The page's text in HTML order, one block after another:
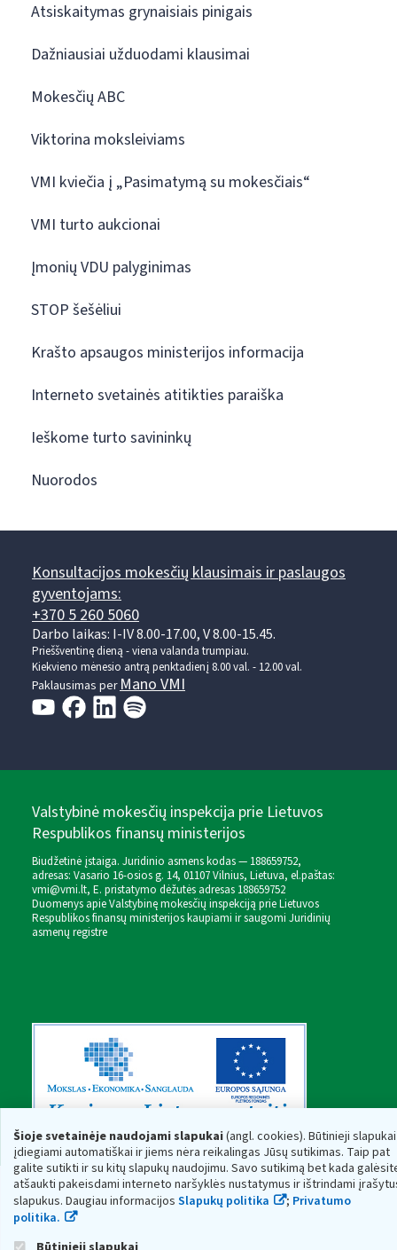
Šioje svetainėje naudojami slapukai(angl. cookies). Būtinieji slapukai
įdiegiami automatiškai ir jiems nėra reikalingas Jūsų sutikimas. Taip pat
galite sutikti ir su kitų slapukų naudojimu. Savo sutikimą bet kada
atšaukti pakeisdami interneto naršyklės nustatymus ir ištrindami
slapukus. Daugiau informacijos Slapukų politika ; Privatumo
politika.
Atsiskaitymas grynaisiais pinigais
Dažniausiai užduodami klausimai
Mokesčių ABC
Viktorina moksleiviams
VMI kviečia į „Pasimatymą su mokesčiais“
VMI turto aukcionai
Įmonių VDU palyginimas
STOP šešėliui
Krašto apsaugos ministerijos informacija
Interneto svetainės atitikties paraiška
Ieškome turto savininkų
Nuorodos
Konsultacijos mokesčių klausimais ir paslaugos
gyventojams:
+370 5 260 5060
Darbo laikas: I-IV 8.00-17.00, V 8.00-15.45.
Prieššventinę dieną - viena valanda trumpiau.
Kiekvieno mėnesio antrą penktadienį 8.00 val. - 12.00 val.
Paklausimas perMano VMI
Valstybinė mokesčių inspekcija prie Lietuvos
Respublikos finansų ministerijos
Biudžetinė įstaiga. Juridinio asmens kodas — 188659752,
adresas: Vasario 16-osios g. 14, 01107 Vilnius, Lietuva, el.paštas:
vmi@vmi.lt, E. pristatymo dėžutės adresas 188659752
Duomenys apie Valstybinę mokesčių inspekciją prie Lietuvos
Respublikos finansų ministerijos kaupiami ir saugomi Juridinių
asmenų registre